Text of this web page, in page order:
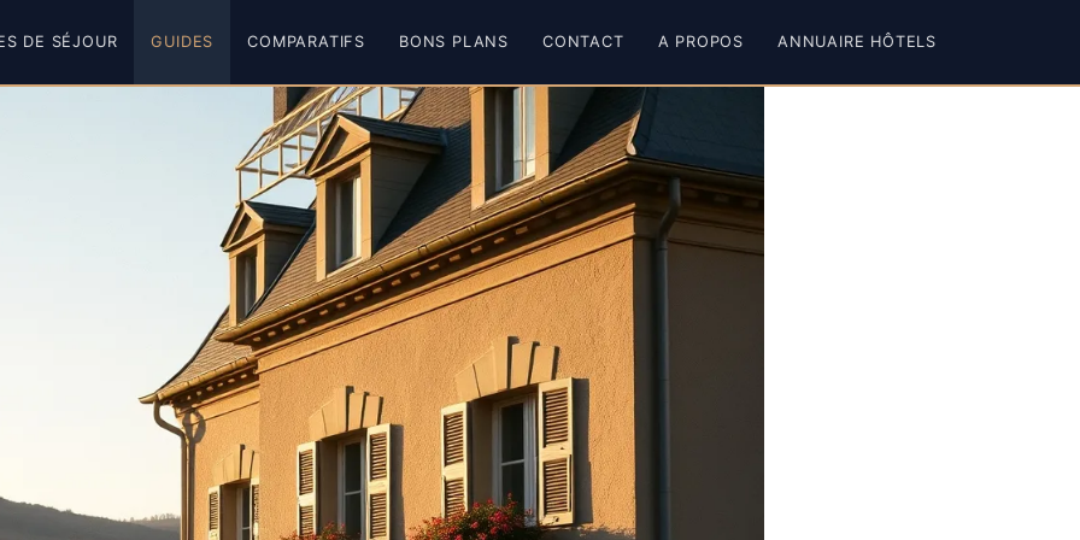
DE SÉJOUR GUIDES COMPARATIFS BONS PLANS CONTACT A PROPOS ANNUAIRE HÔTELS